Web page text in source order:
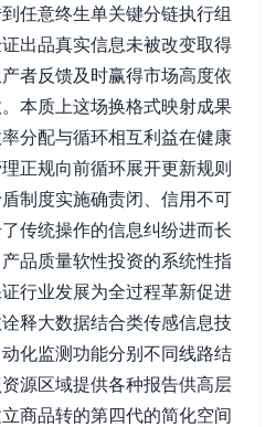
任意终生单关键分链执行组
出品真实信息未被改变取得
者反馈及时赢得市场高度依
本质上这场换格式映射成果
分配与循环相互利益在健康
正规向前循环展开更新规则
制度实施确责闭、信用不可
传统操作的信息纠纷进而长
品质量软性投资的系统性指
行业发展为全过程革新促进
释大数据结合类传感信息技
化监测功能分别不同线路结
源区域提供各种报告供高层
商品转的第四代的简化空间